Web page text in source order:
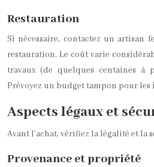
Restauration
Si nécessaire, contactez un artisan
restauration. Le coût varie
travaux (de quelques centaines à
Prévoyez un budget tampon pour les
Aspects légaux et
Avant l’achat, vérifiez la légalité et la
Provenance et propriété